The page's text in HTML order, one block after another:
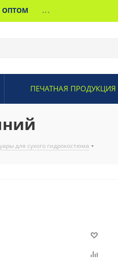
...
ПЕЧАТНАЯ ПРОДУКЦИЯ
для сухого гидрокостюма